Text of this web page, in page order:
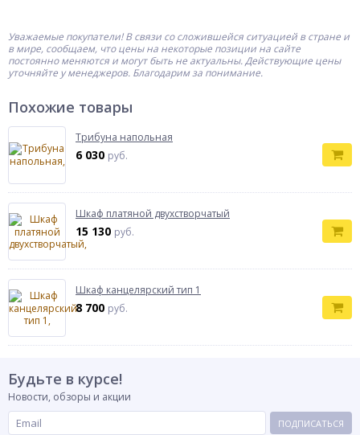
Уважаемые покупатели! В связи со сложившейся ситуацией в стране и
в мире, сообщаем, что цены на некоторые позиции на сайте
постоянно меняются и могут быть не актуальны. Действующие цены
уточняйте у менеджеров. Благодарим за понимание.
Похожие товары
Трибуна напольная
6 030 руб.
Шкаф платяной двухстворчатый
15 130 руб.
Шкаф канцелярский тип 1
8 700 руб.
Будьте в курсе!
Новости, обзоры и акции
ПОДПИСАТЬСЯ